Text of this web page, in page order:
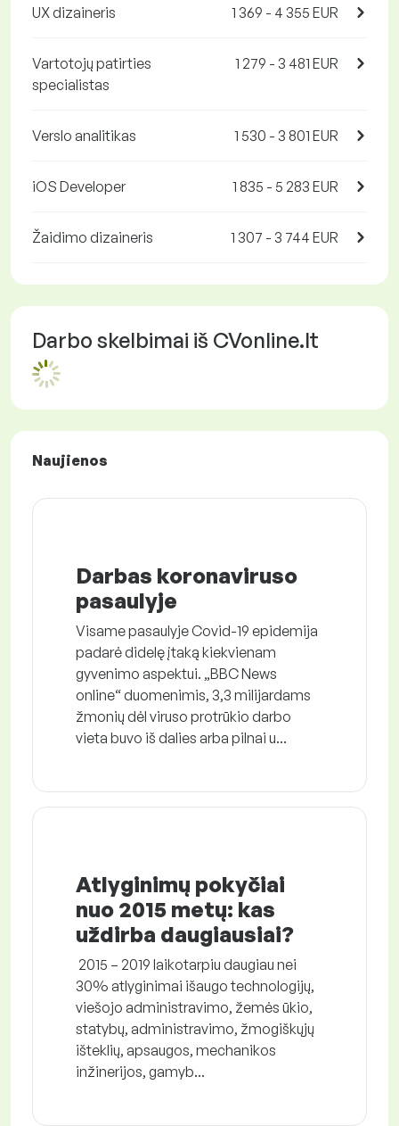
UX dizaineris 1 369 - 4 355 EUR
Vartotojų patirties
specialistas
1 279 - 3 481 EUR
Verslo analitikas 1 530 - 3 801 EUR
iOS Developer 1 835 - 5 283 EUR
Žaidimo dizaineris 1 307 - 3 744 EUR
Darbo skelbimai iš CVonline.lt
Naujienos
Darbas koronaviruso
pasaulyje
Visame pasaulyje Covid-19 epidemija
padarė didelę įtaką kiekvienam
gyvenimo aspektui. „BBC News
online“ duomenimis, 3,3 milijardams
žmonių dėl viruso protrūkio darbo
vieta buvo iš dalies arba pilnai u...
Atlyginimų pokyčiai
nuo 2015 metų: kas
uždirba daugiausiai?
2015 – 2019 laikotarpiu daugiau nei
30% atlyginimai išaugo technologijų,
viešojo administravimo, žemės ūkio,
statybų, administravimo, žmogiškųjų
išteklių, apsaugos, mechanikos
inžinerijos, gamyb...